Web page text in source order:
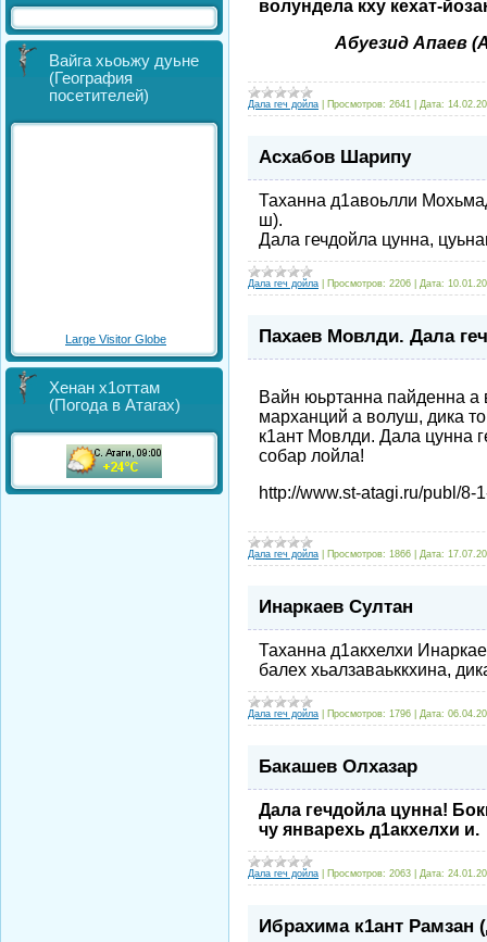
Вайга хьоьжу дуьне
(География
посетителей)
Large Visitor Globe
Хенан х1оттам
(Погода в Атагах)
волундела кху кехат-
Абуезид Апаев
Дала геч дойла Просмотров: 2641 Дата:
Асхабов Шарипу
Таханна д1авоьлли
ш).
Дала гечдойла цунна,
Дала геч дойла Просмотров: 2206 Дата:
Пахаев Мовлди. Дала
Вайн юьртанна пайденна
марханций а волуш, дика
к1ант Мовлди. Дала цунна
собар лойла!
http://www.st-atagi.ru/publ/8-
Дала геч дойла Просмотров: 1866 Дата:
Инаркаев Султан
Таханна д1акхелхи
балех хьалзаваьккхина,
Дала геч дойла Просмотров: 1796 Дата:
Бакашев Олхазар
Дала гечдойла цунна!
чу январехь д1акхелхи и.
Дала геч дойла Просмотров: 2063 Дата:
Ибрахима к1ант